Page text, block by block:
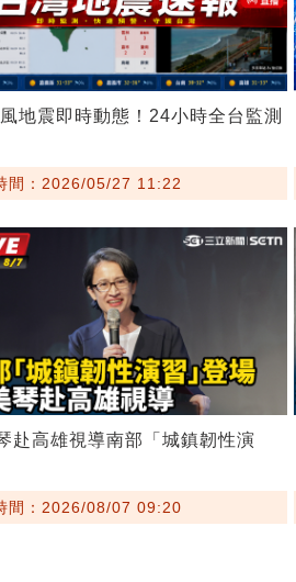
地震即時動態！24小時全台監測
間：2026/05/27 11:22
赴高雄視導南部「城鎮韌性演
間：2026/08/07 09:20